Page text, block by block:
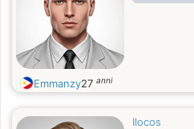
Emmanzy27 anni
Ilocos